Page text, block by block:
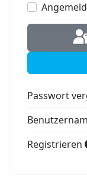
Passwort
Registrieren